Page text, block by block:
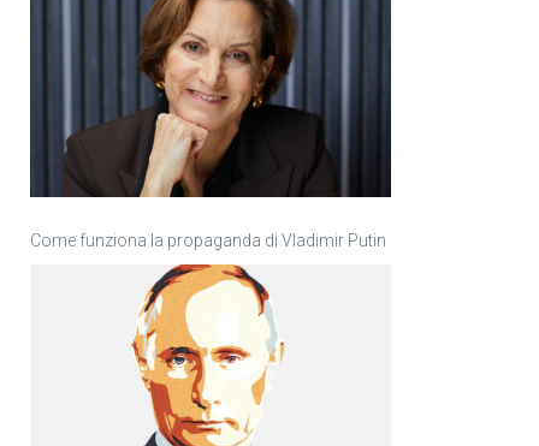
Come funziona la propaganda di Vladimir Putin